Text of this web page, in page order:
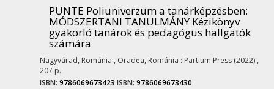
PUNTE Poliuniverzum a tanárképzésben:
MÓDSZERTANI TANULMÁNY Kézikönyv
gyakorló tanárok és pedagógus hallgatók
számára
Nagyvárad, Románia , Oradea, Románia : Partium Press (2022) ,
207 p.
ISBN: 9786069673423 ISBN: 9786069673430